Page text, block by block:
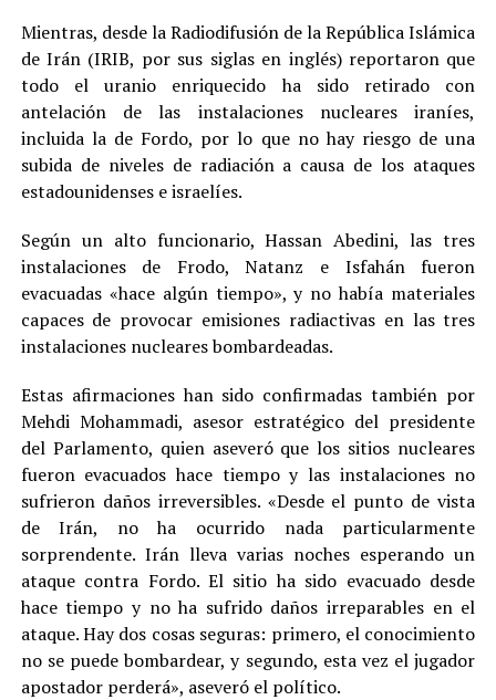
Mientras, desde la Radiodifusión de la República Islámica
de Irán (IRIB, por sus siglas en inglés) reportaron que
todo el uranio enriquecido ha sido retirado con
antelación de las instalaciones nucleares iraníes,
incluida la de Fordo, por lo que no hay riesgo de una
subida de niveles de radiación a causa de los ataques
estadounidenses e israelíes.
Según un alto funcionario, Hassan Abedini, las tres
instalaciones de Frodo, Natanz e Isfahán fueron
evacuadas «hace algún tiempo», y no había materiales
capaces de provocar emisiones radiactivas en las tres
instalaciones nucleares bombardeadas.
Estas afirmaciones han sido confirmadas también por
Mehdi Mohammadi, asesor estratégico del presidente
del Parlamento, quien aseveró que los sitios nucleares
fueron evacuados hace tiempo y las instalaciones no
sufrieron daños irreversibles. «Desde el punto de vista
de Irán, no ha ocurrido nada particularmente
sorprendente. Irán lleva varias noches esperando un
ataque contra Fordo. El sitio ha sido evacuado desde
hace tiempo y no ha sufrido daños irreparables en el
ataque. Hay dos cosas seguras: primero, el conocimiento
no se puede bombardear, y segundo, esta vez el jugador
apostador perderá», aseveró el político.